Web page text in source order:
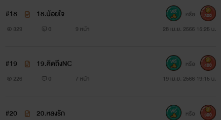
#18 18.น้อยใจ
329 0 9 หน้า 28 เม.ย. 2566 15:25 น.
หรือ 300
#19 19.คิดถึงNC
226 0 7 หน้า 19 เม.ย. 2566 19:15 น.
หรือ 400
#20 20.หลงรัก หรือ 300